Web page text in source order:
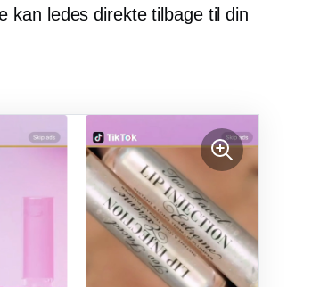
kan ledes direkte tilbage til din